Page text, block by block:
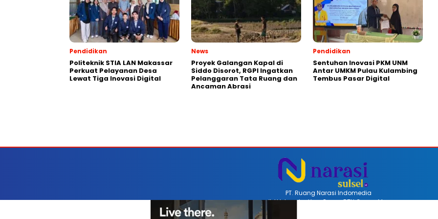
Pendidikan
Politeknik STIA LAN Makassar
Perkuat Pelayanan Desa
Lewat Tiga Inovasi Digital
News
Proyek Galangan Kapal di
Siddo Disorot, RGPI Ingatkan
Pelanggaran Tata Ruang dan
Ancaman Abrasi
Pendidikan
Sentuhan Inovasi PKM UNM
Antar UMKM Pulau Kulambing
Tembus Pasar Digital
PT. Ruang Narasi Indomedia
Jl. H Iskandar Unru Perum BTN Coppo Mas